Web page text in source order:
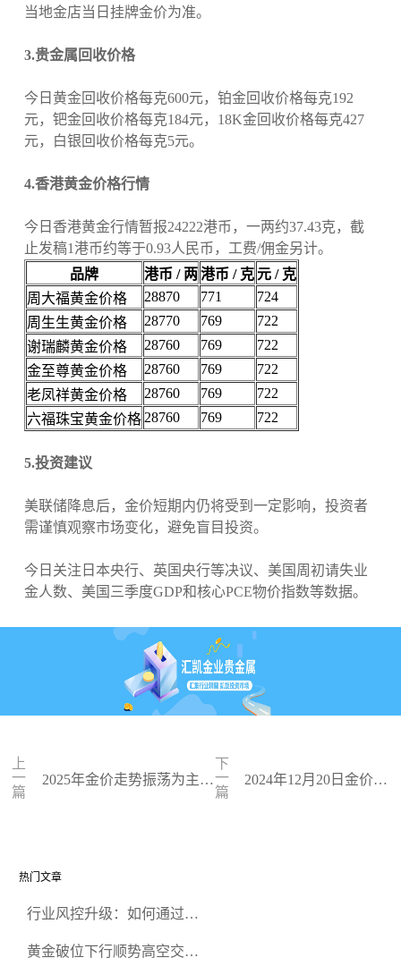
当地金店当日挂牌金价为准。
3.贵金属回收价格
今日黄金回收价格每克600元，铂金回收价格每克192
元，钯金回收价格每克184元，18K金回收价格每克427
元，白银回收价格每克5元。
4.香港黄金价格行情
今日香港黄金行情暂报24222港币，一两约37.43克，截
止发稿1港币约等于0.93人民币，工费/佣金另计。
品牌
港币 / 两港币 / 克 元 / 克
周大福黄金价格
28870 771
724
周生生黄金价格
28770 769
722
谢瑞麟黄金价格
28760 769
722
金至尊黄金价格
28760 769
722
老凤祥黄金价格
28760 769
722
六福珠宝黄金价格 28760 769 722
5.投资建议
美联储降息后，金价短期内仍将受到一定影响，投资者
需谨慎观察市场变化，避免盲目投资。
今日关注日本央行、英国央行等决议、美国周初请失业
金人数、美国三季度GDP和核心PCE物价指数等数据。
上
一
篇
2025年金价走势振荡为主，
下
一
篇
2024年12月20日金价实
热门文章
行业风控升级：如何通过正
规黄金开户交易平台？
黄金破位下行顺势高空交易